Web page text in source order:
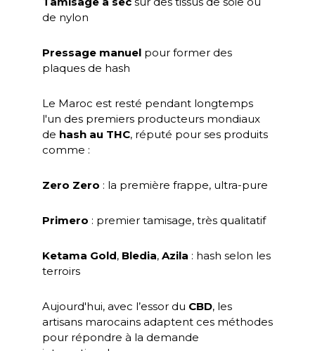
de nylon
Pressage manuel pour former des
plaques de hash
Le Maroc est resté pendant longtemps
l'un des premiers producteurs mondiaux
de hash au THC, réputé pour ses produits
comme :
Zero Zero : la première frappe, ultra-pure
Primero : premier tamisage, très qualitatif
Ketama Gold, Bledia, Azila : hash selon les
terroirs
Aujourd'hui, avec l’essor du CBD, les
artisans marocains adaptent ces méthodes
pour répondre à la demande